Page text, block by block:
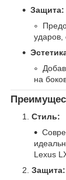
Защита:
ударов,
на
Стиль:
Lexus
Защита: